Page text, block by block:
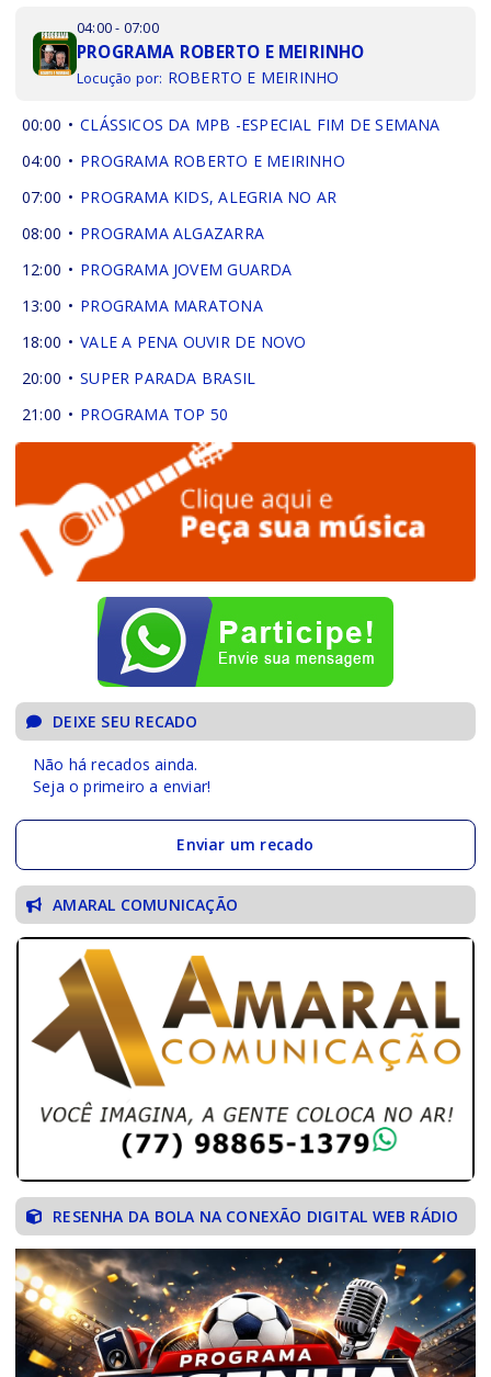
04:00 - 07:00
PROGRAMA ROBERTO E MEIRINHO
Locução por: ROBERTO E MEIRINHO
00:00
CLÁSSICOS DA MPB -ESPECIAL FIM DE SEMANA
04:00
PROGRAMA ROBERTO E MEIRINHO
07:00
PROGRAMA KIDS, ALEGRIA NO AR
08:00
PROGRAMA ALGAZARRA
12:00
PROGRAMA JOVEM GUARDA
13:00
PROGRAMA MARATONA
18:00
VALE A PENA OUVIR DE NOVO
20:00
SUPER PARADA BRASIL
21:00
PROGRAMA TOP 50
DEIXE SEU RECADO
Não há recados ainda.
Seja o primeiro a enviar!
Enviar um recado
AMARAL COMUNICAÇÃO
RESENHA DA BOLA NA CONEXÃO DIGITAL WEB RÁDIO